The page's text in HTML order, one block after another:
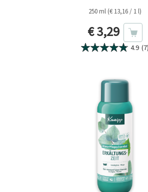
250 ml (€ 13,16 / 1 l)
Aktueller
€ 3,29
4.9 (7)